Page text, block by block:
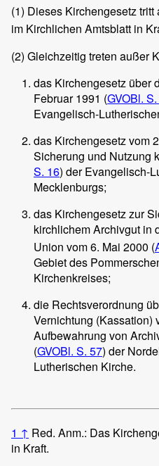
(1) Dieses Kirchengesetz tritt
im Kirchlichen Amtsblatt in
(2) Gleichzeitig treten außer
das Kirchengesetz über
Februar 1991 (GVOBl.
Evangelisch-
das Kirchengesetz vom
Sicherung und Nutzung
S. 16) der Evangelisch-
Mecklenburgs;
das Kirchengesetz zur
kirchlichem Archivgut in
Union vom 6. Mai 2000 (
Gebiet des
Kirchenkreises;
die Rechtsverordnung
Vernichtung (Kassation)
Aufbewahrung von
(GVOBl. S. 57) der
Lutherischen Kirche.
1 ↑ Red. Anm.: Das
in Kraft.